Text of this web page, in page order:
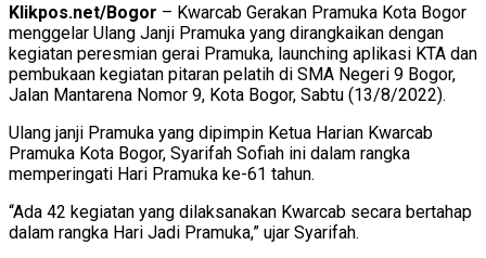
Klikpos.net/Bogor – Kwarcab Gerakan Pramuka Kota Bogor
menggelar Ulang Janji Pramuka yang dirangkaikan dengan
kegiatan peresmian gerai Pramuka, launching aplikasi KTA dan
pembukaan kegiatan pitaran pelatih di SMA Negeri 9 Bogor,
Jalan Mantarena Nomor 9, Kota Bogor, Sabtu (13/8/2022).
Ulang janji Pramuka yang dipimpin Ketua Harian Kwarcab
Pramuka Kota Bogor, Syarifah Sofiah ini dalam rangka
memperingati Hari Pramuka ke-61 tahun.
“Ada 42 kegiatan yang dilaksanakan Kwarcab secara bertahap
dalam rangka Hari Jadi Pramuka,” ujar Syarifah.